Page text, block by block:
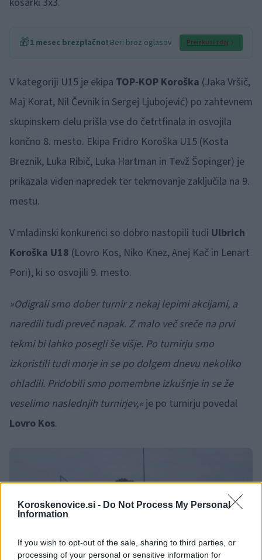
Koroskenovice.si - Do Not Process My Personal
Information
If you wish to opt-out of the sale, sharing to third parties, or
processing of your personal or sensitive information for
🎁1 mesec brezplačno! Beri brez oglasov Preizkusi zdaj
V kategoriji U15 je ekipa TOP-KOP Koroška (Jaka Vršič,
Maj Korat, Nil Čevnik in Sergej Ljubojević) po zahtevnem
skupinskem delu prišla vse do četrtfinala in osvojila
končno 8. mesto. Ekipa Fridro Koroška U15 (Kosta
Breznik, Luka Ribič, Luka Hartman in Tevž Šopinger) je
prikazala viden napredek ter tekmovanje zaključila na 9.
mestu.
V mladinski konkurenci so dobro nastopili tudi Ulbrich
Koroška U18 (Lovro Kos, Niko Knez, Anej Kač in Lenart
Pori), ki so osvojili 9. mesto.
»Odigrali smo dober turnir z nekaj lepimi akcijami, a
naredili tudi preveč napak. Z malo več sreče na prvi
tekmi bi lahko posegli še višje. Po turnirju smo
izkoristili tudi morje in se po dolgem dnevu nekoliko
ohladili. Pridobili smo pomembne izkušnje in se že
veselimo naslednjih turnirjev,« je po turnirju povedal
Lovro Kos.